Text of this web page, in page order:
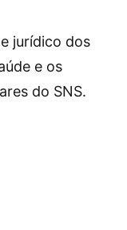
jurídico dos
e os
do SNS.